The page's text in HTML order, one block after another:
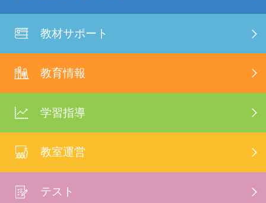
教材サポート
教育情報
学習指導
教室運営
テスト